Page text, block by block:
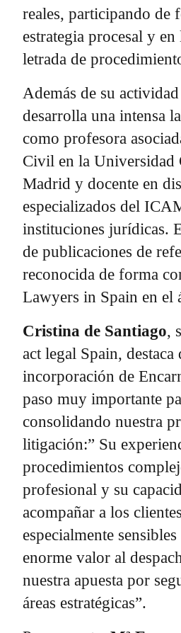
reales, participando de
estrategia procesal y
letrada de
Además de su
desarrolla una intensa
como profesora
Civil en la Universidad
Madrid y docente en
especializados del
instituciones jurídicas.
de publicaciones de
reconocida de forma
Lawyers in Spain en el
Cristina de Santiago,
act legal Spain, destaca
incorporación de
paso muy importante
consolidando nuestra
litigación:” Su
procedimientos
profesional y su
acompañar a los
especialmente
enorme valor al
nuestra apuesta por
áreas estratégicas”.